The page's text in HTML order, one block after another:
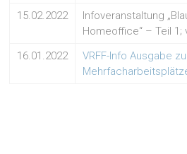
15.02.2022
Infoveranstaltung
Homeoffice“ – Teil 1;
16.01.2022
VRFF-Info Ausgabe zu